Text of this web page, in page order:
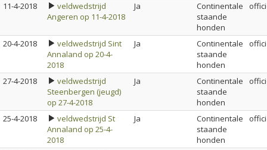
11-4-2018
veldwedstrijd
Angeren op 11-4-2018
Ja
Continentale
staande
honden
20-4-2018
veldwedstrijd Sint
Annaland op 20-4-
2018
Ja
Continentale
staande
honden
27-4-2018
veldwedstrijd
Steenbergen (jeugd)
op 27-4-2018
Ja
Continentale
staande
honden
25-4-2018
veldwedstrijd St
Annaland op 25-4-
2018
Ja
Continentale
staande
honden